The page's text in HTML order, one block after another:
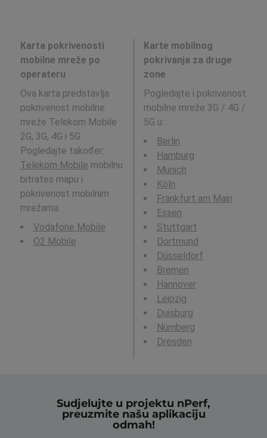
Karta pokrivenosti
mobilne mreže po
operateru
Ova karta predstavlja
pokrivenost mobilne
mreže Telekom Mobile
2G, 3G, 4G i 5G.
Pogledajte također:
Telekom Mobile mobilnu
bitrates mapu i
pokrivenost mobilnim
mrežama.
Vodafone Mobile
O2 Mobile
Karte mobilnog
pokrivanja za druge
zone
Pogledajte i pokrivenost
mobilne mreže 3G / 4G /
5G u :
Berlin
Hamburg
Munich
Köln
Frankfurt am Main
Essen
Stuttgart
Dortmund
Düsseldorf
Bremen
Hannover
Leipzig
Duisburg
Nürnberg
Dresden
Sudjelujte u projektu nPerf,
preuzmite našu aplikaciju
odmah!